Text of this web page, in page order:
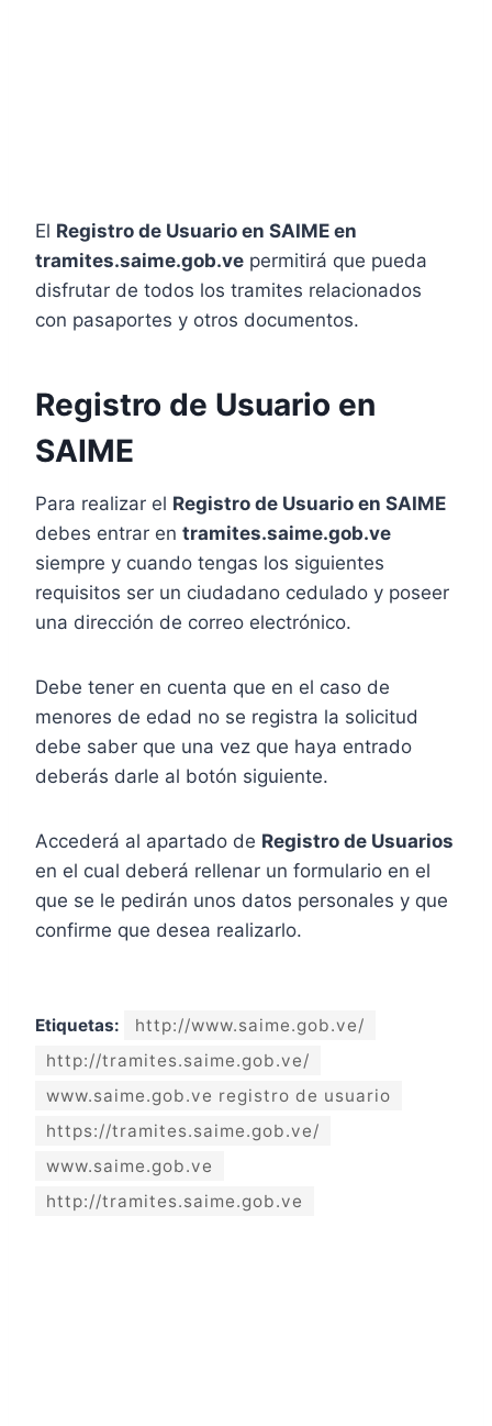
El Registro de Usuario en SAIME en
tramites.saime.gob.ve permitirá que pueda
disfrutar de todos los tramites relacionados
con pasaportes y otros documentos.
Registro de Usuario en
SAIME
Para realizar el Registro de Usuario en SAIME
debes entrar en tramites.saime.gob.ve
siempre y cuando tengas los siguientes
requisitos ser un ciudadano cedulado y poseer
una dirección de correo electrónico.
Debe tener en cuenta que en el caso de
menores de edad no se registra la solicitud
debe saber que una vez que haya entrado
deberás darle al botón siguiente.
Accederá al apartado de Registro de Usuarios
en el cual deberá rellenar un formulario en el
que se le pedirán unos datos personales y que
confirme que desea realizarlo.
Etiquetas:
http://www.saime.gob.ve/
http://tramites.saime.gob.ve/
www.saime.gob.ve registro de usuario
https://tramites.saime.gob.ve/
www.saime.gob.ve
http://tramites.saime.gob.ve